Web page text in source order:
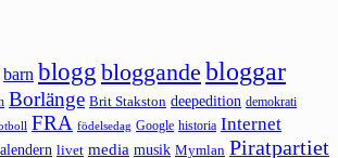
barn blogg bloggande bloggar
Borlänge Brit Stakston deepedition demokrati
FRA födelsedag Google historia Internet
livet media musik Mymlan Piratpartiet